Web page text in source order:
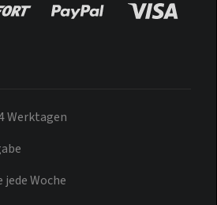
Werktagen
Woche